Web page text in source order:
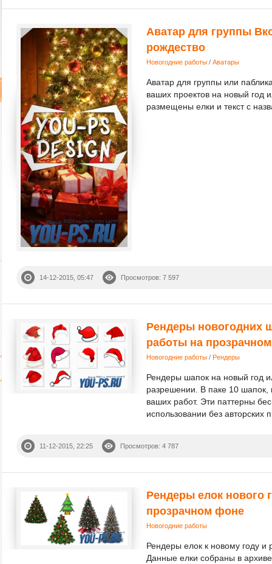
Аватар для группы
рождество
Новогодние работы / Аватары
Аватар для группы или
ваших проектов на новый год
размещены елки и текст с
14-12-2015, 05:47 Просмотров: 7 597
Рендеры новогодних
работы на
Новогодние работы / Рендеры
Рендеры шапок на новый год
разрешении. В паке 10 шапок,
ваших работ. Эти паттерны
использовании без авторских
11-12-2015, 22:25 Просмотров: 4 787
Рендеры елок нового
прозрачном фоне
Новогодние работы
Рендеры елок к новому году
Данные елки собраны в